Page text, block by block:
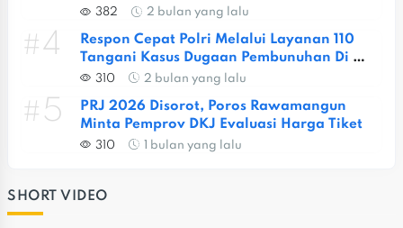
382 2 bulan yang lalu
#4
Respon Cepat Polri Melalui Layanan 110
Tangani Kasus Dugaan Pembunuhan Di
Jatiasih
310 2 bulan yang lalu
#5
PRJ 2026 Disorot, Poros Rawamangun
Minta Pemprov DKJ Evaluasi Harga Tiket
310 1 bulan yang lalu
SHORT VIDEO